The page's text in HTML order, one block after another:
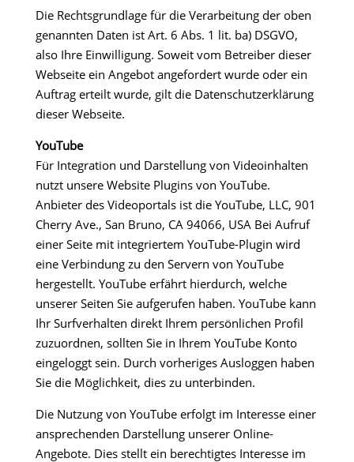
Die Rechtsgrundlage für die Verarbeitung der oben
genannten Daten ist Art. 6 Abs. 1 lit. ba) DSGVO,
also Ihre Einwilligung. Soweit vom Betreiber dieser
Webseite ein Angebot angefordert wurde oder ein
Auftrag erteilt wurde, gilt die Datenschutzerklärung
dieser Webseite.
YouTube
Für Integration und Darstellung von Videoinhalten
nutzt unsere Website Plugins von YouTube.
Anbieter des Videoportals ist die YouTube, LLC, 901
Cherry Ave., San Bruno, CA 94066, USA Bei Aufruf
einer Seite mit integriertem YouTube-Plugin wird
eine Verbindung zu den Servern von YouTube
hergestellt. YouTube erfährt hierdurch, welche
unserer Seiten Sie aufgerufen haben. YouTube kann
Ihr Surfverhalten direkt Ihrem persönlichen Profil
zuzuordnen, sollten Sie in Ihrem YouTube Konto
eingeloggt sein. Durch vorheriges Ausloggen haben
Sie die Möglichkeit, dies zu unterbinden.
Die Nutzung von YouTube erfolgt im Interesse einer
ansprechenden Darstellung unserer Online-
Angebote. Dies stellt ein berechtigtes Interesse im